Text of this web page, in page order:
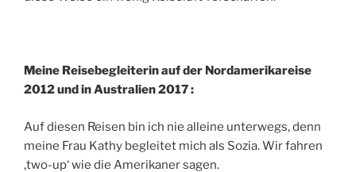
Meine Reisebegleiterin auf der Nordamerikareise
2012 und in Australien 2017 :
Auf diesen Reisen bin ich nie alleine unterwegs, denn
meine Frau Kathy begleitet mich als Sozia. Wir fahren
‚two-up‘ wie die Amerikaner sagen.